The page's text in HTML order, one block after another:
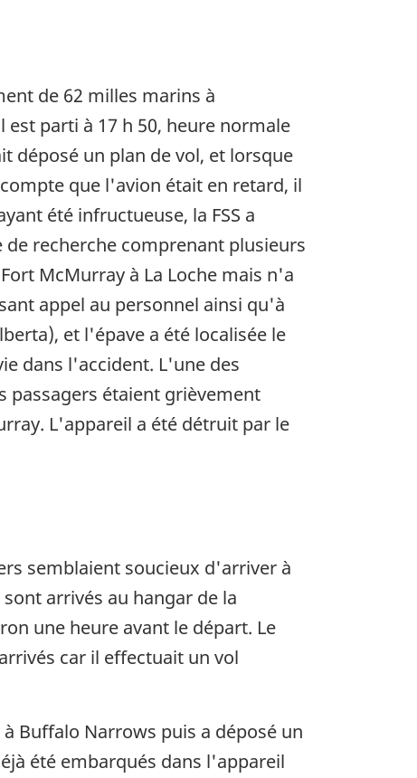
de 62 milles marins à
est parti à 17 h 50, heure normale
déposé un plan de vol, et lorsque
que l'avion était en retard, il
été infructueuse, la FSS a
recherche comprenant plusieurs
McMurray à La Loche mais n'a
appel au personnel ainsi qu'à
et l'épave a été localisée le
dans l'accident. L'une des
passagers étaient grièvement
L'appareil a été détruit par le
semblaient soucieux d'arriver à
arrivés au hangar de la
une heure avant le départ. Le
car il effectuait un vol
Buffalo Narrows puis a déposé un
été embarqués dans l'appareil